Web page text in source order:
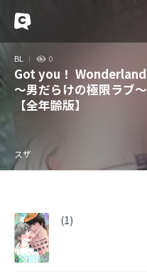
BL 0
Got you！ Wonderland
～男だらけの極限ラブ～
【全年齢版】
スザ
(1)